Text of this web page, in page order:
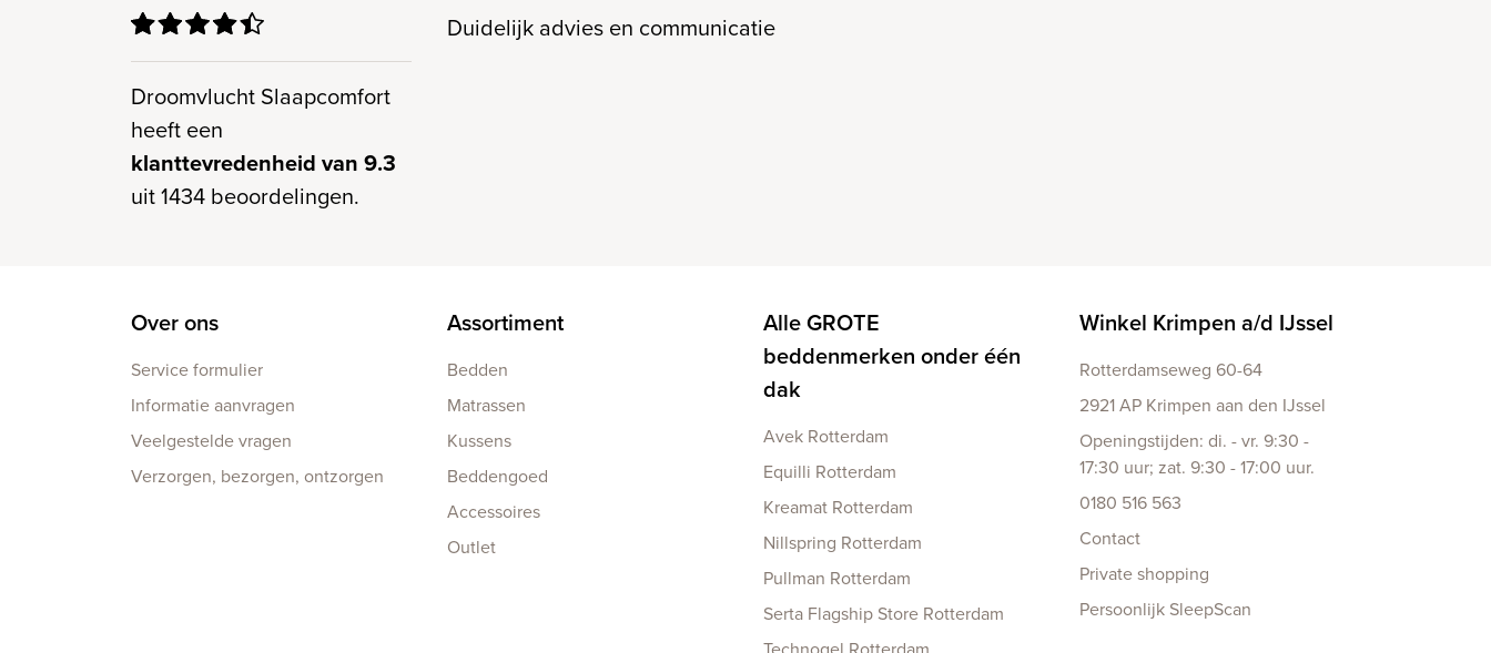
Duidelijk advies en communicatie
Droomvlucht Slaapcomfort
heeft een
klanttevredenheid van 9.3
uit 1434 beoordelingen.
Over ons
Service formulier
Informatie aanvragen
Veelgestelde vragen
Verzorgen, bezorgen, ontzorgen
Assortiment
Bedden
Matrassen
Kussens
Beddengoed
Accessoires
Outlet
Alle GROTE
beddenmerken onder één
dak
Avek Rotterdam
Equilli Rotterdam
Kreamat Rotterdam
Nillspring Rotterdam
Pullman Rotterdam
Serta Flagship Store Rotterdam
Winkel Krimpen a/d IJssel
Rotterdamseweg 60-64
2921 AP Krimpen aan den IJssel
Openingstijden: di. - vr. 9:30 -
17:30 uur; zat. 9:30 - 17:00 uur.
0180 516 563
Contact
Private shopping
Persoonlijk SleepScan